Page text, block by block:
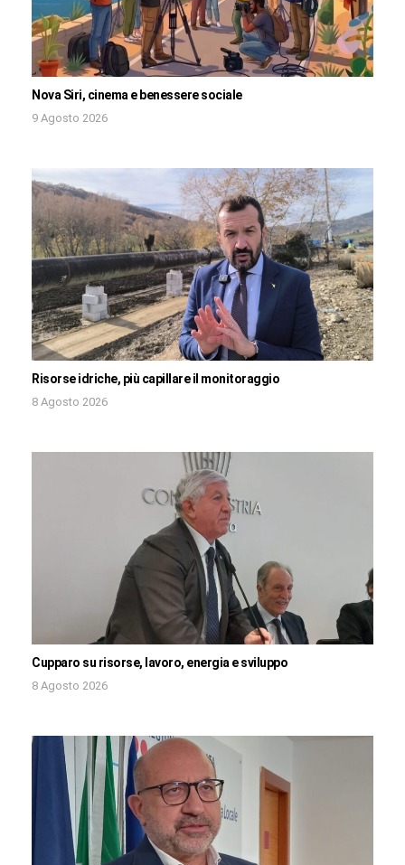
Nova Siri, cinema e benessere sociale
9 Agosto 2026
Risorse idriche, più capillare il monitoraggio
8 Agosto 2026
Cupparo su risorse, lavoro, energia e sviluppo
8 Agosto 2026